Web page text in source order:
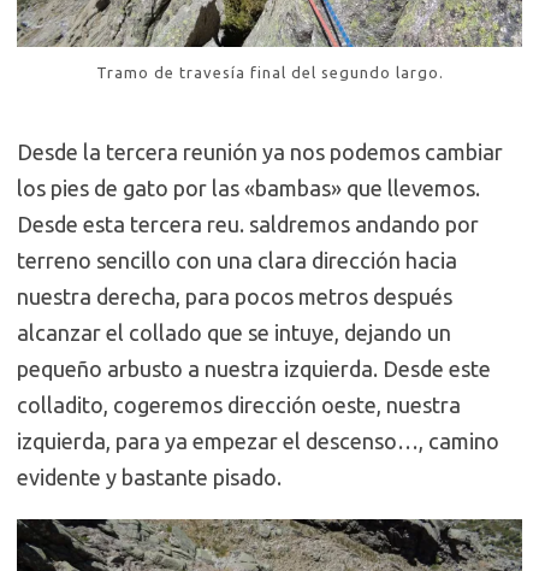
Tramo de travesía final del segundo largo.
Desde la tercera reunión ya nos podemos cambiar
los pies de gato por las «bambas» que llevemos.
Desde esta tercera reu. saldremos andando por
terreno sencillo con una clara dirección hacia
nuestra derecha, para pocos metros después
alcanzar el collado que se intuye, dejando un
pequeño arbusto a nuestra izquierda. Desde este
colladito, cogeremos dirección oeste, nuestra
izquierda, para ya empezar el descenso…, camino
evidente y bastante pisado.